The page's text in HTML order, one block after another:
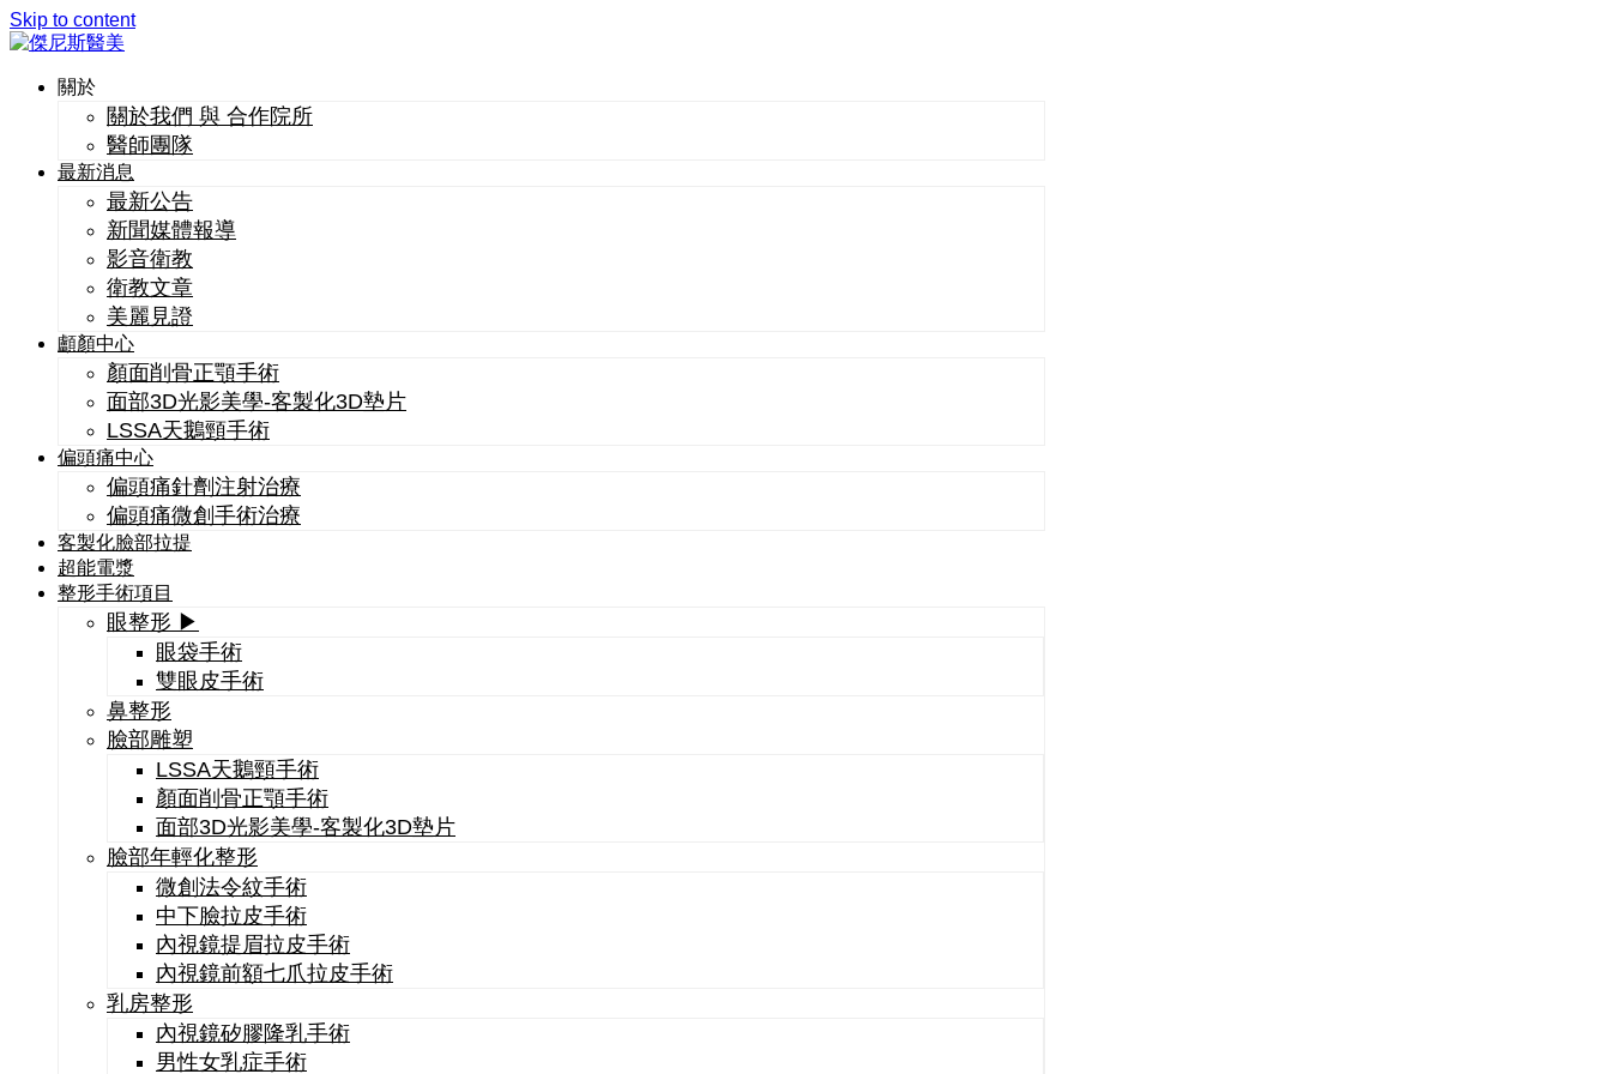
Skip to content
關於
關於我們 與 合作院所
醫師團隊
最新消息
最新公告
新聞媒體報導
影音衛教
衛教文章
美麗見證
顱顏中心
顏面削骨正顎手術
面部3D光影美學-客製化3D墊片
LSSA天鵝頸手術
偏頭痛中心
偏頭痛針劑注射治療
偏頭痛微創手術治療
客製化臉部拉提
超能電漿
整形手術項目
眼整形 ▶
眼袋手術
雙眼皮手術
鼻整形
臉部雕塑
LSSA天鵝頸手術
顏面削骨正顎手術
面部3D光影美學-客製化3D墊片
臉部年輕化整形
微創法令紋手術
中下臉拉皮手術
內視鏡提眉拉皮手術
內視鏡前額七爪拉皮手術
乳房整形
內視鏡矽膠隆乳手術
男性女乳症手術